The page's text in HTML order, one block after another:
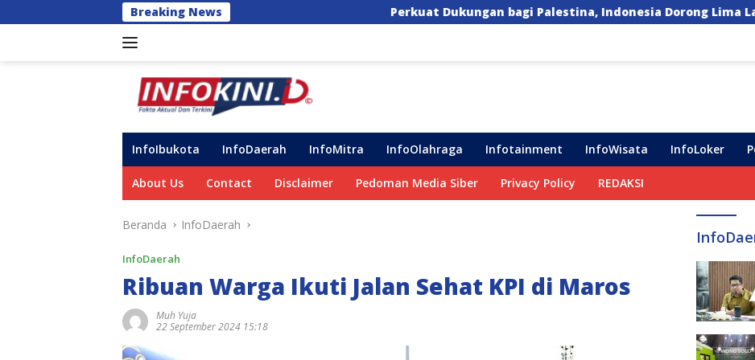
ke
Breaking News Perkuat Dukungan bagi Palestina, Indonesia Dorong Lima Langkah Konkret
InfoIbukota InfoDaerah InfoMitra InfoOlahraga Infotainment InfoWisata InfoLoker
About Us Contact Disclaimer Pedoman Media Siber Privacy Policy REDAKSI
Beranda InfoDaerah
InfoDaerah
Ribuan Warga Ikuti Jalan Sehat KPI di Maros
Muh Yuja
22 September 2024 15:18